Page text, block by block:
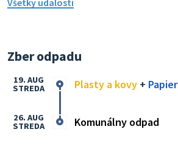
Všetky udalosti
Zber odpadu
Plasty a kovy + Papier
19. AUG
STREDA
Komunálny odpad
26. AUG
STREDA